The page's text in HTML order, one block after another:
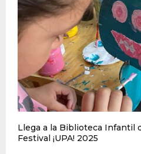
Llega a la Biblioteca Infantil
Festival ¡UPA! 2025